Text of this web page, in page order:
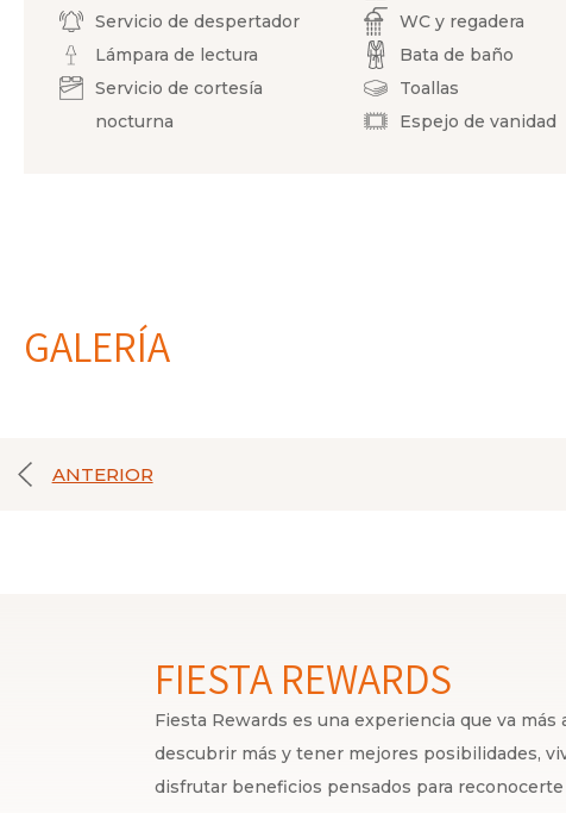
Servicio de despertador
Lámpara de lectura
Servicio de cortesía
nocturna
WC y regadera
Bata de baño
Toallas
Espejo de vanidad
GALERÍA
ANTERIOR
FIESTA REWARDS
Fiesta Rewards es una experiencia que va más
descubrir más y tener mejores posibilidades,
disfrutar beneficios pensados para